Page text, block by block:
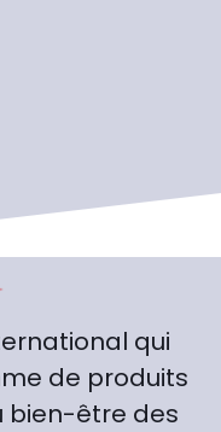
qui
de produits
bien-être des